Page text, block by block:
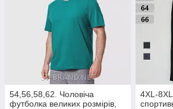
54,56,58,62. Чоловіча
футболка великих розмірів,
4XL-